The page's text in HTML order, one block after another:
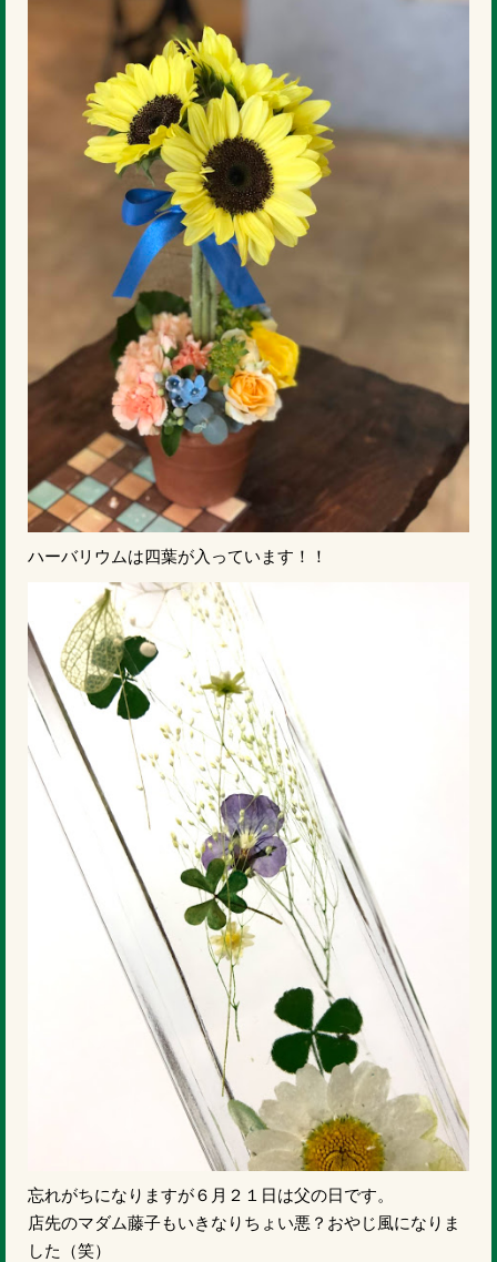
ハーバリウムは四葉が入っています！！
忘れがちになりますが６月２１日は父の日です。
店先のマダム藤子もいきなりちょい悪？おやじ風になりま
した（笑）